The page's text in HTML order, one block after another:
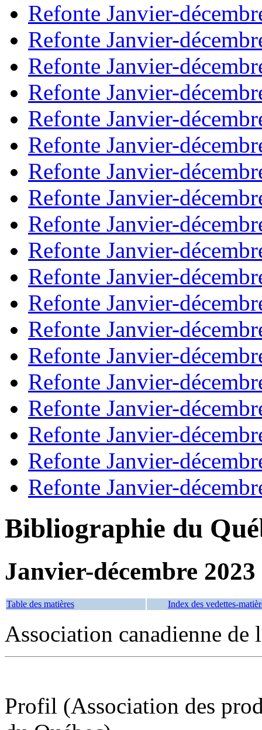
Refonte Janvier-
Refonte Janvier-
Refonte Janvier-
Refonte Janvier-
Refonte Janvier-
Refonte Janvier-
Refonte Janvier-
Refonte Janvier-
Refonte Janvier-
Refonte Janvier-
Refonte Janvier-
Refonte Janvier-
Refonte Janvier-
Refonte Janvier-
Refonte Janvier-
Refonte Janvier-
Refonte Janvier-
Refonte Janvier-
Refonte Janvier-
Bibliographie du
Janvier-décembre 2023
Table des matières Index des vedettes-
Association canadienne
Profil (Association des